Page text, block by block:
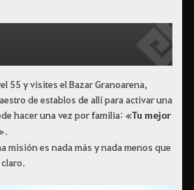
55 y visites el Bazar Granoarena,
de establos de allí para activar una
hacer una vez por familia: «Tu mejor
misión es nada más y nada menos que